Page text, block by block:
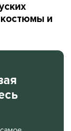
костюмы и